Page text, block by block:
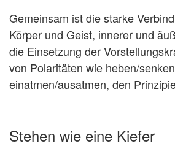
Gemeinsam ist die starke
Körper und Geist, innerer und
die Einsetzung der
von Polaritäten wie heben/
einatmen/ausatmen, den
Stehen wie eine Kiefer